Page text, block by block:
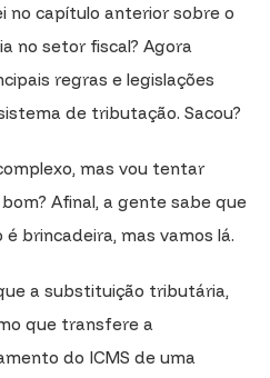
no capítulo anterior sobre o
no setor fiscal? Agora
regras e legislações
de tributação. Sacou?
mas vou tentar
Afinal, a gente sabe que
brincadeira, mas vamos lá.
a substituição tributária,
que transfere a
do ICMS de uma